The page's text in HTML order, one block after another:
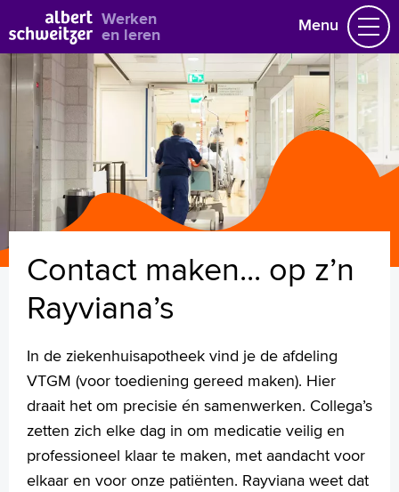
Werken
en leren Menu
Vacatures
Vakgebieden
Opleidingen & Stages
Flexibel werken
Hoe wij het doen
Vrijwilligerswerk
Job alert Mijn vacatures
Naar home asz.nl
Bekijk alle vacatures
Contact maken... op z’n
Rayviana’s
In de ziekenhuisapotheek vind je de afdeling
VTGM (voor toediening gereed maken). Hier
draait het om precisie én samenwerken. Collega’s
zetten zich elke dag in om medicatie veilig en
professioneel klaar te maken, met aandacht voor
elkaar en voor onze patiënten. Rayviana weet dat